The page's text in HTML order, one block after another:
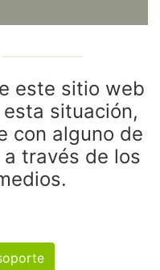
este sitio web
situación,
con alguno de
través de los